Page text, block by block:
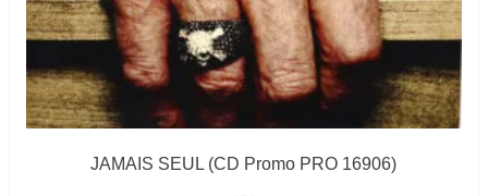
JAMAIS SEUL (CD Promo PRO 16906)